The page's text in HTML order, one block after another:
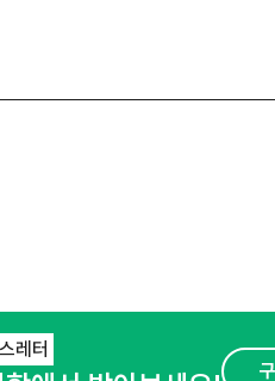
레터